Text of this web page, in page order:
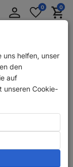
AnmeldenMerkzettel
aufklappen
0 0
1
uns helfen, unser
den
auf
unseren Cookie-